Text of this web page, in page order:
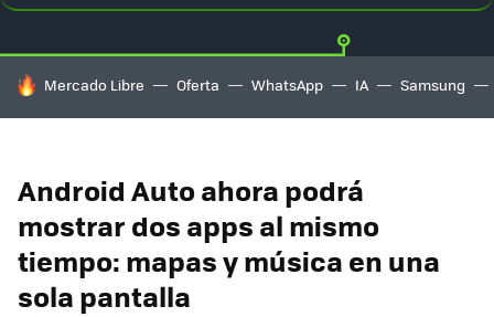
HOY SE HABLA DE
Mercado Libre Oferta WhatsApp IA Samsung
Android Auto ahora podrá
mostrar dos apps al mismo
tiempo: mapas y música en una
sola pantalla